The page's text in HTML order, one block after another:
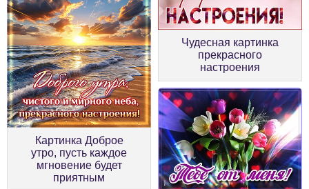
Картинка Доброе
утро, пусть каждое
мгновение будет
приятным
Чудесная картинка
прекрасного
настроения